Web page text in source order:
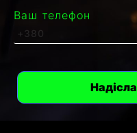
Ваш телефон